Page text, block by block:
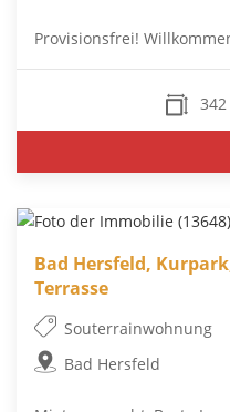
Provisionsfrei!
342
Bad Hersfeld,
Terrasse
Souterrainwohnung
Bad Hersfeld